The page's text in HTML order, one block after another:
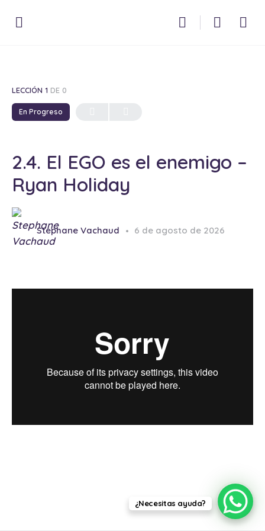
LECCIÓN 1 DE 0
En Progreso
2.4. El EGO es el enemigo –
Ryan Holiday
Stephane Vachaud 6 de agosto de 2026
¿Necesitas ayuda?